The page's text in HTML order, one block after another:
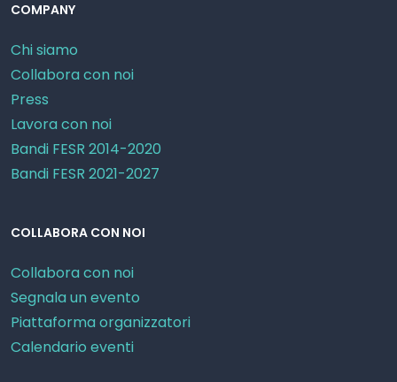
COMPANY
Chi siamo
Collabora con noi
Press
Lavora con noi
Bandi FESR 2014-2020
Bandi FESR 2021-2027
COLLABORA CON NOI
Collabora con noi
Segnala un evento
Piattaforma organizzatori
Calendario eventi